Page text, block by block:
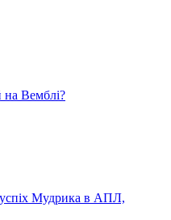
Вемблі?
Мудрика в АПЛ,